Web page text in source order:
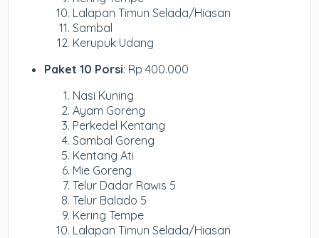
Lalapan Timun Selada/Hiasan
Sambal
Kerupuk Udang
Paket 10 Porsi: Rp 400.000
Nasi Kuning
Ayam Goreng
Perkedel Kentang
Sambal Goreng
Kentang Ati
Mie Goreng
Telur Dadar Rawis 5
Telur Balado 5
Kering Tempe
Lalapan Timun Selada/Hiasan